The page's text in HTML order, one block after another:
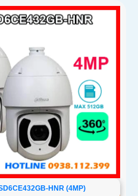
HNR (4MP)